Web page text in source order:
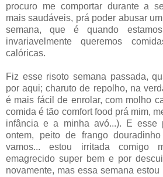
procuro me comportar durante a
mais saudáveis, prá poder abusar
semana, que é quando
invariavelmente queremos
calóricas.
Fiz esse risoto semana passada,
por aqui; charuto de repolho, na
é mais fácil de enrolar, com molho
comida é tão comfort food prá mim,
infância e a minha avó...). E esse
ontem, peito de frango
vamos... estou irritada comigo
emagrecido super bem e por
novamente, mas essa semana